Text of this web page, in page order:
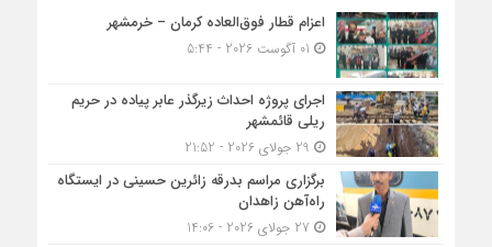
اعزام قطار فوق‌العاده کرمان – خرمشهر
اجرای پروژه احداث زیرگذر عابر پیاده در حریم
ریلی قائمشهر
برگزاری مراسم بدرقه زائرین حسینی در ایستگاه
راه‌آهن زاهدان